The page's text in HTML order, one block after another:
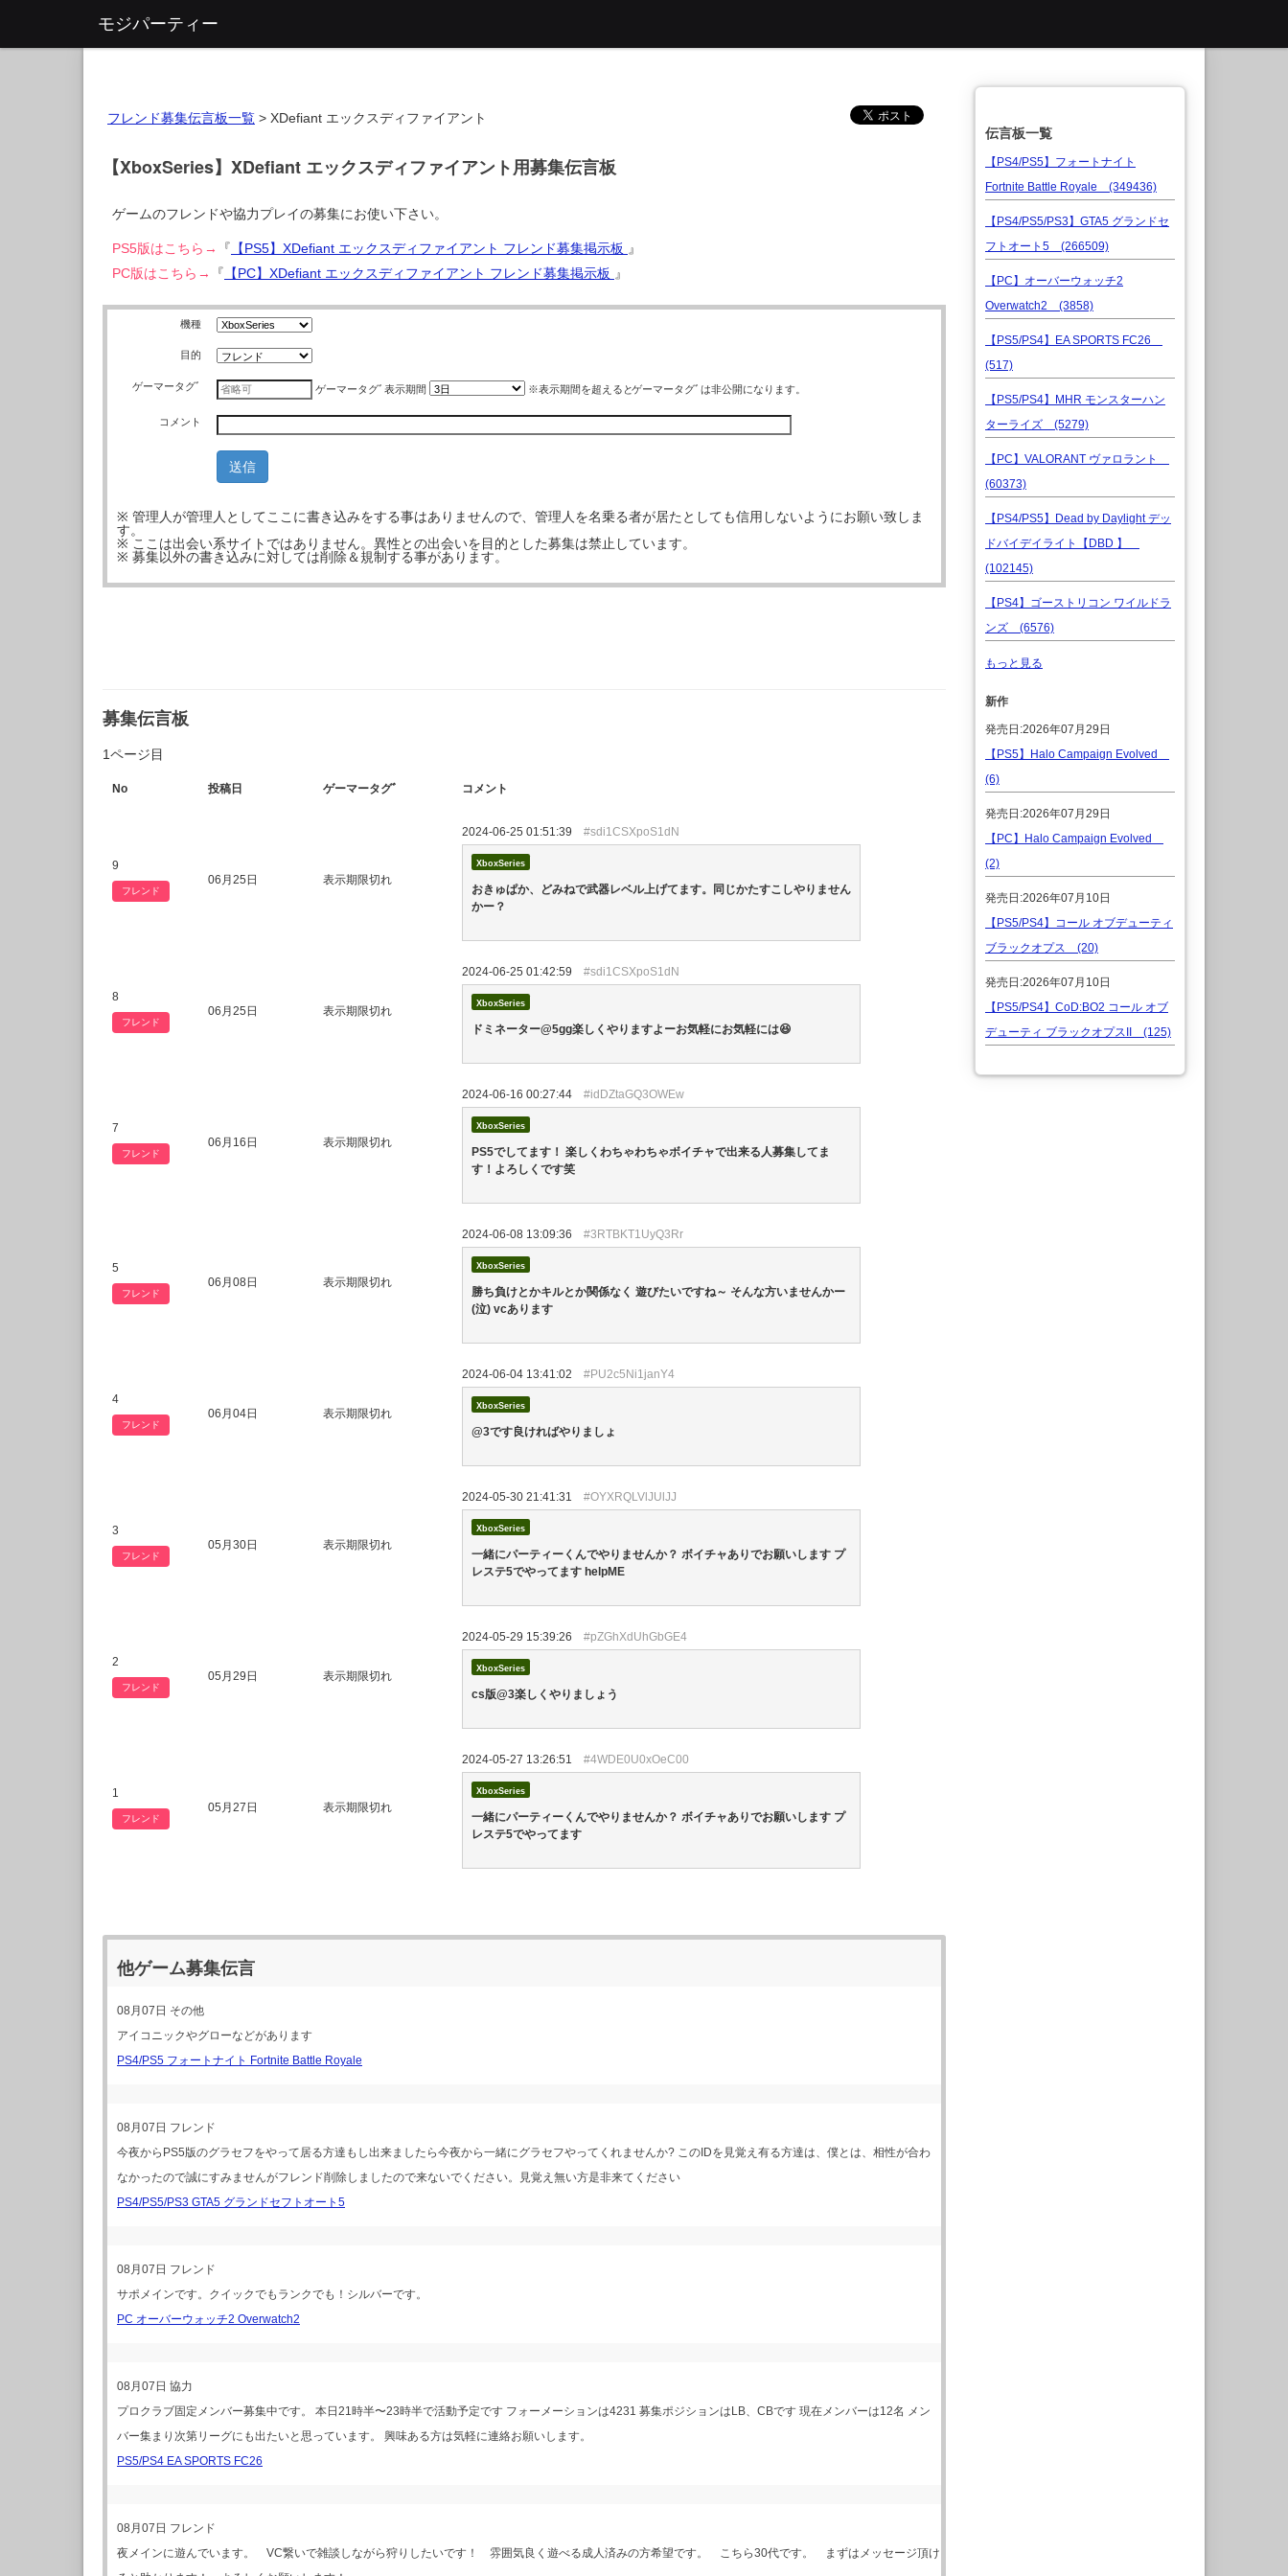
モジパーティー
フレンド募集伝言板一覧 > XDefiant エックスディファイアント
【XboxSeries】XDefiant エックスディファイアント用募集伝言板
ゲームのフレンドや協力プレイの募集にお使い下さい。
PS5版はこちら→ 『 【PS5】XDefiant エックスディファイアント フレンド募集掲示板 』
PC版はこちら→
『 【PC】XDefiant エックスディファイアント フレンド募集掲示板 』
機種
目的
ゲーマータグﾞ ゲーマータグﾞ 表示期間 ※表示期間を超えるとゲーマータグﾞ は非公開になります。
コメント
※ 管理人が管理人としてここに書き込みをする事はありませんので、管理人を名乗る者が居たとしても信用しないようにお願い致しま
す。
※ ここは出会い系サイトではありません。異性との出会いを目的とした募集は禁止しています。
※ 募集以外の書き込みに対しては削除＆規制する事があります。
募集伝言板
1ページ目
No 投稿日 ゲーマータグﾞ コメント
9
フレンド
06月25日 表示期限切れ
2024-06-25 01:51:39 #sdi1CSXpoS1dN
XboxSeries
おきゅぱか、どみねで武器レベル上げてます。同じかたすこしやりません
かー？
8
フレンド
06月25日 表示期限切れ
2024-06-25 01:42:59 #sdi1CSXpoS1dN
XboxSeries
ドミネーター@5gg楽しくやりますよーお気軽にお気軽には😆
7
フレンド
06月16日 表示期限切れ
2024-06-16 00:27:44 #idDZtaGQ3OWEw
XboxSeries
PS5でしてます！ 楽しくわちゃわちゃボイチャで出来る人募集してま
す！よろしくです笑
5
フレンド
06月08日 表示期限切れ
2024-06-08 13:09:36 #3RTBKT1UyQ3Rr
XboxSeries
勝ち負けとかキルとか関係なく 遊びたいですね～ そんな方いませんかー
(泣) vcあります
4
フレンド
06月04日 表示期限切れ
2024-06-04 13:41:02 #PU2c5Ni1janY4
XboxSeries
@3です良ければやりましょ
3
フレンド
05月30日 表示期限切れ
2024-05-30 21:41:31 #OYXRQLVlJUlJJ
XboxSeries
一緒にパーティーくんでやりませんか？ ボイチャありでお願いします プ
レステ5でやってます helpME
2
フレンド
05月29日 表示期限切れ
2024-05-29 15:39:26 #pZGhXdUhGbGE4
XboxSeries
cs版@3楽しくやりましょう
1
フレンド
05月27日 表示期限切れ
2024-05-27 13:26:51 #4WDE0U0xOeC00
XboxSeries
一緒にパーティーくんでやりませんか？ ボイチャありでお願いします プ
レステ5でやってます
他ゲーム募集伝言
08月07日 その他
アイコニックやグローなどがあります
PS4/PS5 フォートナイト Fortnite Battle Royale
08月07日 フレンド
今夜からPS5版のグラセフをやって居る方達もし出来ましたら今夜から一緒にグラセフやってくれませんか? このIDを見覚え有る方達は、僕とは、相性が合わ
なかったので誠にすみませんがフレンド削除しましたので来ないでください。見覚え無い方是非来てください
PS4/PS5/PS3 GTA5 グランドセフトオート5
08月07日 フレンド
サポメインです。クイックでもランクでも！シルバーです。
PC オーバーウォッチ2 Overwatch2
08月07日 協力
プロクラブ固定メンバー募集中です。 本日21時半〜23時半で活動予定です フォーメーションは4231 募集ポジションはLB、CBです 現在メンバーは12名 メン
バー集まり次第リーグにも出たいと思っています。 興味ある方は気軽に連絡お願いします。
PS5/PS4 EA SPORTS FC26
08月07日 フレンド
夜メインに遊んでいます。 VC繋いで雑談しながら狩りしたいです！ 雰囲気良く遊べる成人済みの方希望です。 こちら30代です。 まずはメッセージ頂け
伝言板一覧
【PS4/PS5】フォートナイト
Fortnite Battle Royale (349436)
【PS4/PS5/PS3】GTA5 グランドセ
フトオート5 (266509)
【PC】オーバーウォッチ2
Overwatch2 (3858)
【PS5/PS4】EA SPORTS FC26
(517)
【PS5/PS4】MHR モンスターハン
ターライズ (5279)
【PC】VALORANT ヴァロラント
(60373)
【PS4/PS5】Dead by Daylight デッ
ドバイデイライト【DBD 】
(102145)
【PS4】ゴーストリコン ワイルドラ
ンズ (6576)
もっと見る
新作
発売日:2026年07月29日
【PS5】Halo Campaign Evolved
(6)
発売日:2026年07月29日
【PC】Halo Campaign Evolved
(2)
発売日:2026年07月10日
【PS5/PS4】コール オブデューティ
ブラックオプス (20)
発売日:2026年07月10日
【PS5/PS4】CoD:BO2 コール オブ
デューティ ブラックオプスII (125)